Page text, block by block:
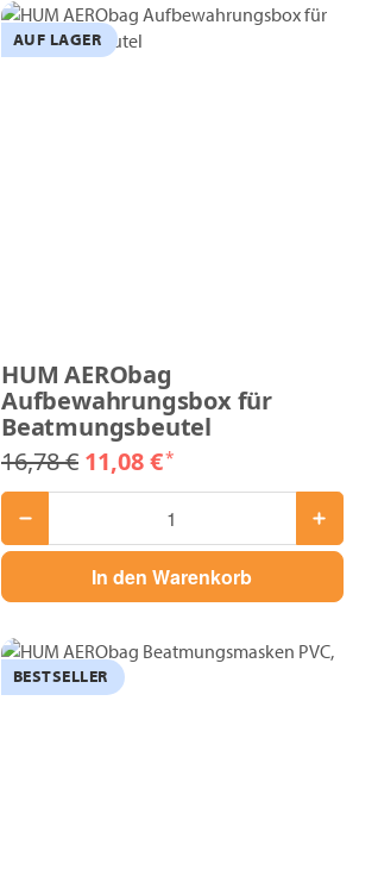
AUF LAGER
HUM AERObag
Aufbewahrungsbox für
Beatmungsbeutel
16,78 € 11,08 €*
In den Warenkorb
BESTSELLER